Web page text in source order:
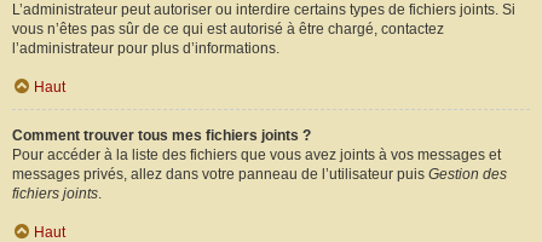
L’administrateur peut autoriser ou interdire certains types de fichiers joints. Si
vous n’êtes pas sûr de ce qui est autorisé à être chargé, contactez
l’administrateur pour plus d’informations.
Haut
Comment trouver tous mes fichiers joints ?
Pour accéder à la liste des fichiers que vous avez joints à vos messages et
messages privés, allez dans votre panneau de l’utilisateur puis Gestion des
fichiers joints.
Haut